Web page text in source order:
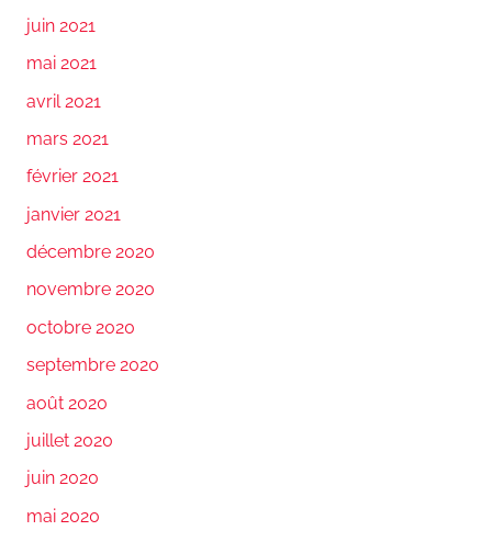
juin 2021
mai 2021
avril 2021
mars 2021
février 2021
janvier 2021
décembre 2020
novembre 2020
octobre 2020
septembre 2020
août 2020
juillet 2020
juin 2020
mai 2020